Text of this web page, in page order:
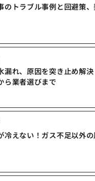
のトラブル事例と回避策、
漏れ、原因を突き止め解
ら業者選びまで
冷えない！ガス不足以外